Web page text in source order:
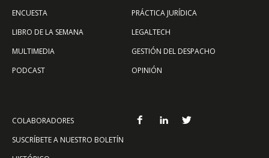
ENCUESTA
LIBRO DE LA SEMANA
MULTIMEDIA
PODCAST
PRÁCTICA JURÍDICA
LEGALTECH
GESTIÓN DEL DESPACHO
OPINIÓN
COLABORADORES
SUSCRÍBETE A NUESTRO BOLETÍN